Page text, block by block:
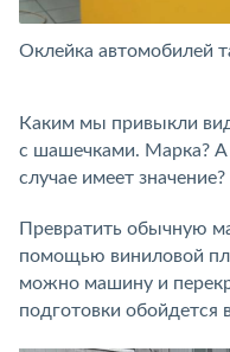
Оклейка автомобилей
Каким мы привыкли
с шашечками. Марка?
случае имеет значение?
Превратить обычную
помощью виниловой
можно машину и
подготовки обойдется